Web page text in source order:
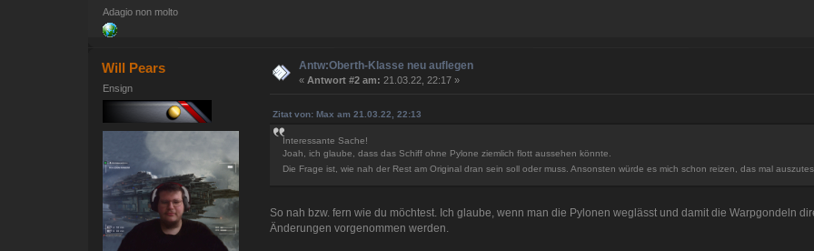
Adagio non molto
Will Pears
Ensign
Antw:Oberth-Klasse neu auflegen
« Antwort #2 am: 21.03.22, 22:17 »
Zitat von: Max am 21.03.22, 22:13
Interessante Sache!
Joah, ich glaube, dass das Schiff ohne Pylone ziemlich flott aussehen könnte.
Die Frage ist, wie nah der Rest am Original dran sein soll oder muss. Ansonsten würde es mich schon reizen, das mal
So nah bzw. fern wie du möchtest. Ich glaube, wenn man die Pylonen weglässt und damit die Warpgondeln
Änderungen vorgenommen werden.